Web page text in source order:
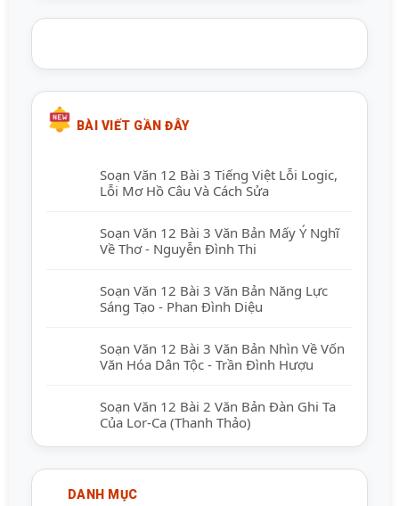
BÀI VIẾT GẦN ĐÂY
Soạn Văn 12 Bài 3 Tiếng Việt Lỗi Logic,
Lỗi Mơ Hồ Câu Và Cách Sửa
Soạn Văn 12 Bài 3 Văn Bản Mấy Ý Nghĩ
Về Thơ - Nguyễn Đình Thi
Soạn Văn 12 Bài 3 Văn Bản Năng Lực
Sáng Tạo - Phan Đình Diệu
Soạn Văn 12 Bài 3 Văn Bản Nhìn Về Vốn
Văn Hóa Dân Tộc - Trần Đình Hượu
Soạn Văn 12 Bài 2 Văn Bản Đàn Ghi Ta
Của Lor-Ca (Thanh Thảo)
DANH MỤC